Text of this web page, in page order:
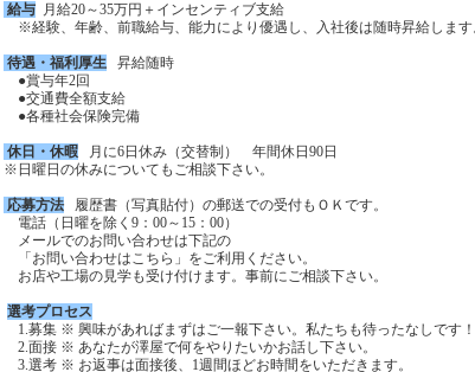
給与 月給20～35万円＋インセンティブ支給
※経験、年齢、前職給与、能力により優遇し、入社後は随時昇給します
待遇・福利厚生 昇給随時
●賞与年2回
●交通費全額支給
●各種社会保険完備
休日・休暇 月に6日休み（交替制） 年間休日90日
※日曜日の休みについてもご相談下さい。
応募方法 履歴書（写真貼付）の郵送での受付もＯＫです。
電話（日曜を除く9：00～15：00）
メールでのお問い合わせは下記の
「お問い合わせはこちら」をご利用ください。
お店や工場の見学も受け付けます。事前にご相談下さい。
選考プロセス
1.募集 ※ 興味があればまずはご一報下さい。私たちも待ったなしです！
2.面接 ※ あなたが澤屋で何をやりたいかお話し下さい。
3.選考 ※ お返事は面接後、1週間ほどお時間をいただきます。